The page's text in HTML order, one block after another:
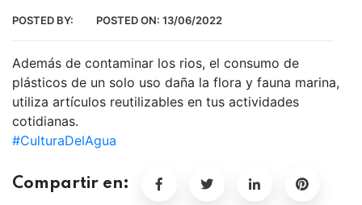
POSTED BY: POSTED ON: 13/06/2022
Además de contaminar los rios, el consumo de
plásticos de un solo uso daña la flora y fauna marina,
utiliza artículos reutilizables en tus actividades
cotidianas.
#CulturaDelAgua
Compartir en: